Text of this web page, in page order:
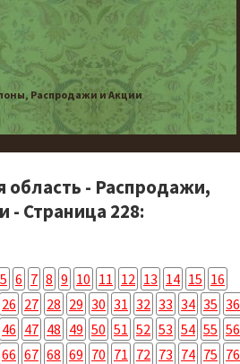
Распродажи и Акции
область - Распродажи,
- Страница 228:
5 6 7 8 9 10 11 12 13 14 15 16
26 27 28 29 30 31 32 33 34 35 36
46 47 48 49 50 51 52 53 54 55 56
66 67 68 69 70 71 72 73 74 75 76